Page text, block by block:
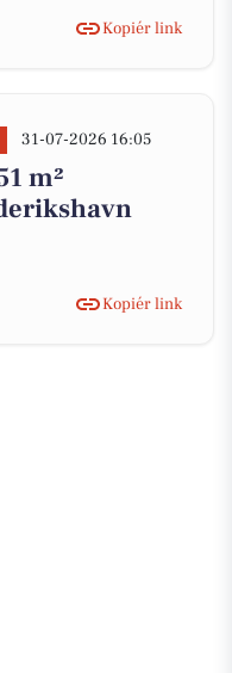
Kopiér link
31-07-2026 16:05
m²
Kopiér link